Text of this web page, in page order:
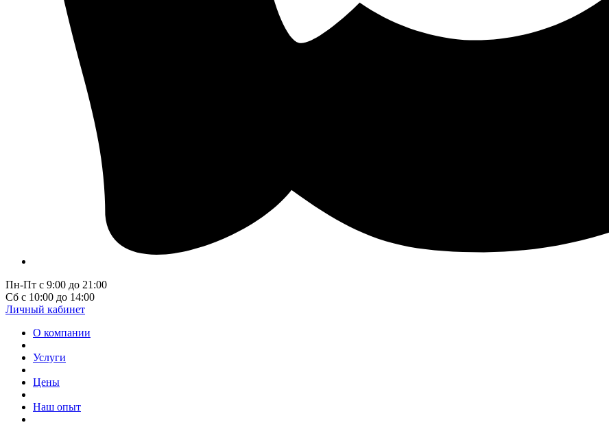
Пн-Пт с 9:00 до 21:00
Сб с 10:00 до 14:00
Личный кабинет
О компании
Услуги
Цены
Наш опыт